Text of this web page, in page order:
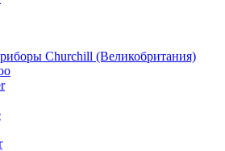
Churchill (Великобритания)